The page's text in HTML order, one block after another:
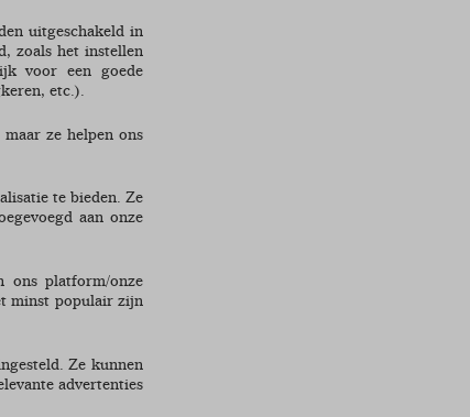
uitgeschakeld in
zoals het instellen
voor een goede
etc.).
ze helpen ons
te bieden. Ze
aan onze
ons platform/onze
minst populair zijn
Ze kunnen
advertenties